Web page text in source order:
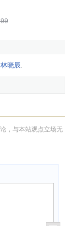
金的请求权。
。当隔离基金
保险金偿债(两类
样价值的隔离
是15万加元。共
万加元×1.5％
＝2250加元的遗
律费用，15万加
8250加元。隔离
为后代准备遗
林晓辰
，与本站观点立场无